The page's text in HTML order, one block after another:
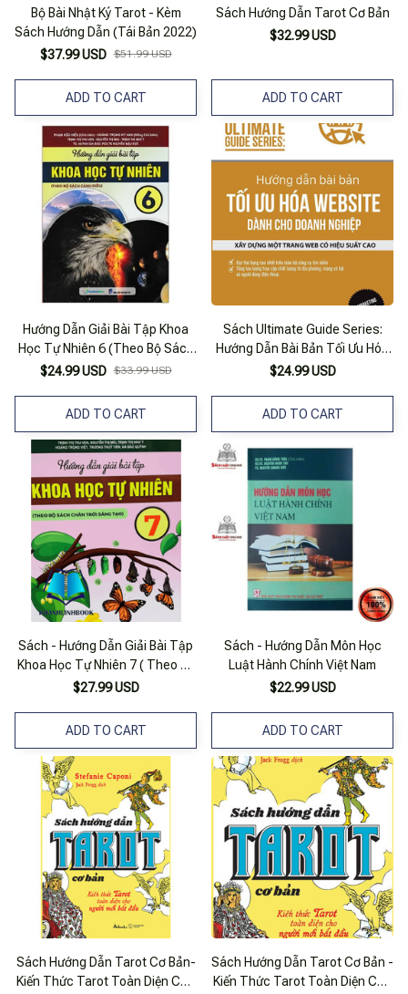
Bộ Bài Nhật Ký Tarot - Kèm
Sách Hướng Dẫn (Tái Bản 2022)
$37.99 USD $51.99 USD
ADD TO CART
Sách Hướng Dẫn Tarot Cơ Bản
$32.99 USD
ADD TO CART
Hướng Dẫn Giải Bài Tập Khoa
Học Tự Nhiên 6 (Theo Bộ Sách
Cánh Diều)
$24.99 USD $33.99 USD
ADD TO CART
Sách Ultimate Guide Series:
Hướng Dẫn Bài Bản Tối Ưu Hóa
Website Dành Cho Doanh
$24.99 USD
ADD TO CART
Sách - Hướng Dẫn Giải Bài Tập
Khoa Học Tự Nhiên 7 ( Theo Bộ
Chân Trời Sáng Tạo )
$27.99 USD
ADD TO CART
Sách - Hướng Dẫn Môn Học
Luật Hành Chính Việt Nam
$22.99 USD
ADD TO CART
Sách Hướng Dẫn Tarot Cơ Bản-
Kiến Thức Tarot Toàn Diện Cho
Sách Hướng Dẫn Tarot Cơ Bản -
Kiến Thức Tarot Toàn Diện Cho